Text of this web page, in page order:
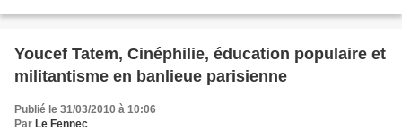
Youcef Tatem, Cinéphilie, éducation populaire et
militantisme en banlieue parisienne
Publié le 31/03/2010 à 10:06
Par Le Fennec